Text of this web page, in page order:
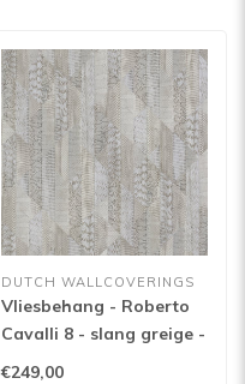
DUTCH WALLCOVERINGS
Vliesbehang - Roberto
Cavalli 8 - slang greige -
19071
€249,00